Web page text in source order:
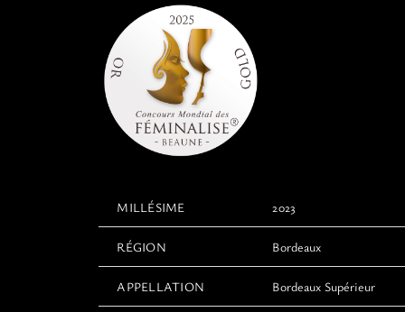
MILLÉSIME 2023
RÉGION Bordeaux
APPELLATION Bordeaux Supérieur